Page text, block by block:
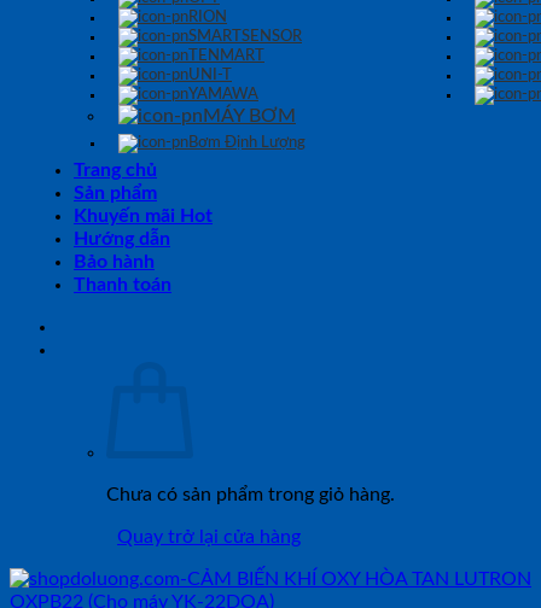
RION
SMARTSENSOR
TENMART
UNI-T
YAMAWA
MÁY BƠM
Bơm Định Lượng
Trang chủ
Sản phẩm
Khuyến mãi Hot
Hướng dẫn
Bảo hành
Thanh toán
Chưa có sản phẩm trong giỏ hàng.
Quay trở lại cửa hàng